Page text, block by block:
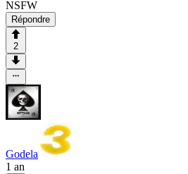
NSFW
Répondre
2
Godela
1 an